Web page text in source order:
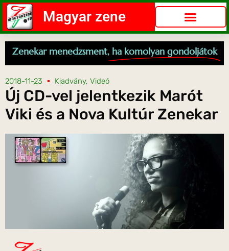
Magyar zene
Zenekar menedzsment, ha komolyan gondoljátok
2018-11-23 Kiadvány, Videó
Új CD-vel jelentkezik Marót
Viki és a Nova Kultúr Zenekar